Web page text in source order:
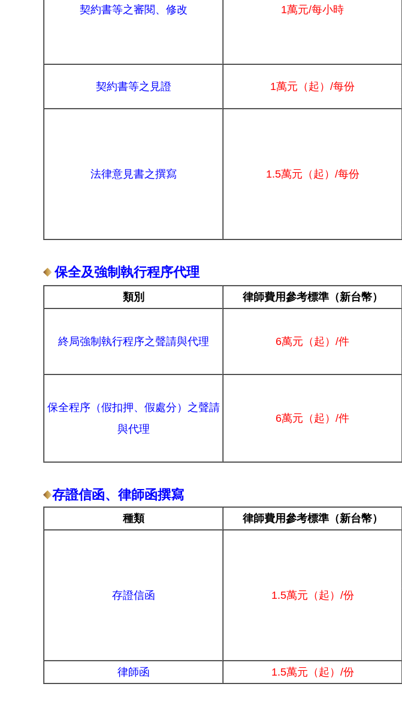
契約書等之審閱、修改 1萬元/每小時
契約書等之見證 1萬元（起）/每份
法律意見書之撰寫 1.5萬元（起）/每份
保全及強制執行程序代理
類別 律師費用參考標準（新台幣）
終局強制執行程序之聲請與代理 6萬元（起）/件
保全程序（假扣押、假處分）之聲請
與代理
6萬元（起）/件
存證信函、律師函撰寫
種類 律師費用參考標準（新台幣）
存證信函 1.5萬元（起）/份
律師函
1.5萬元（起）/份